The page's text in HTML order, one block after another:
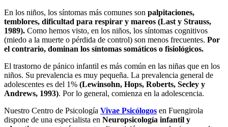
En los niños, los síntomas más comunes son palpitaciones,
temblores, dificultad para respirar y mareos (Last y Strauss,
1989). Como hemos visto, en los niños, los síntomas cognitivos
(miedo a la muerte o pérdida de control) son menos frecuentes. Por
el contrario, dominan los síntomas somáticos o fisiológicos.
El trastorno de pánico infantil es más común en las niñas que en los
niños. Su prevalencia es muy pequeña. La prevalencia general de
adolescentes es del 1% (Lewinsohn, Hops, Roberts, Secley y
Andrews, 1993). Por lo general, comienza en la adolescencia.
Nuestro Centro de Psicología Vivae Psicólogos en Fuengirola
dispone de una especialista en Neuropsicología infantil y